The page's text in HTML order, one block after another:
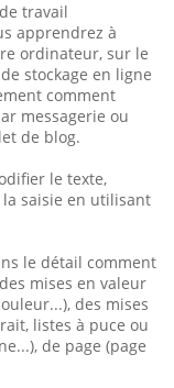
travail
apprendrez à
ordinateur, sur le
stockage en ligne
comment
messagerie ou
de blog.
le texte,
saisie en utilisant
le détail comment
mises en valeur
des mises
listes à puce ou
de page (page